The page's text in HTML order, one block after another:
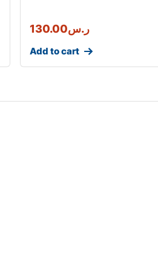
ر.س130.00
Add to cart